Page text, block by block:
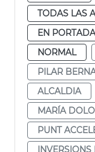
TODAS LAS
EN PORTADA
NORMAL
PILAR
ALCALDIA
MARÍA
PUNT
INVERSIONS